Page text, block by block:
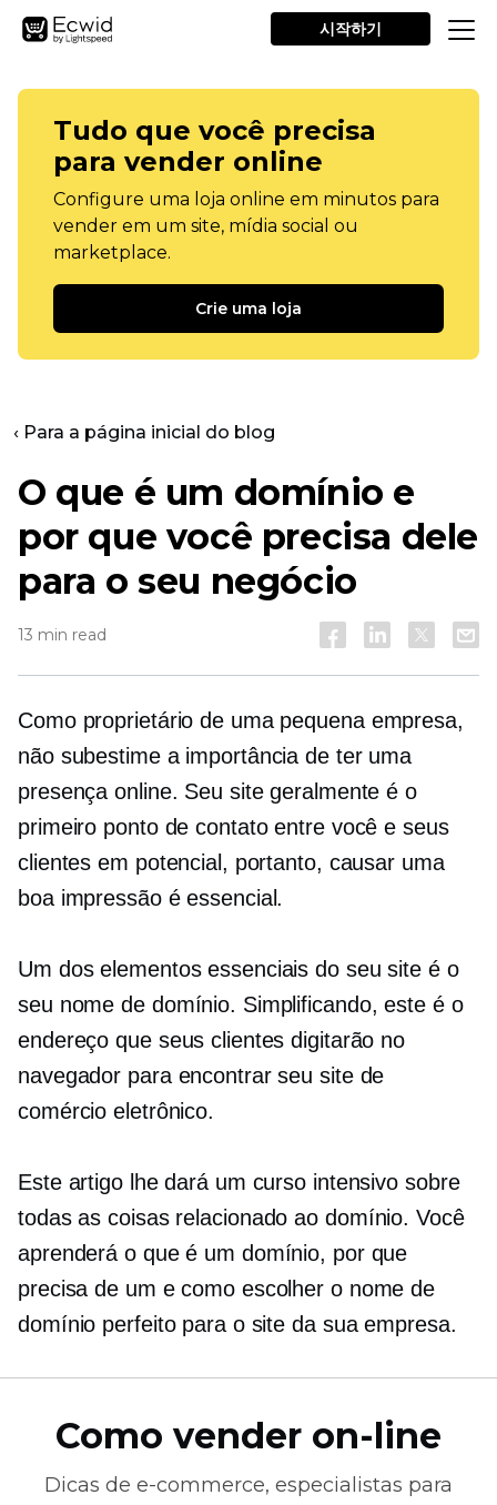
시작하기
Tudo que você precisa
para vender online
Configure uma loja online em minutos para
vender em um site, mídia social ou
marketplace.
Crie uma loja
‹ Para a página inicial do blog
O que é um domínio e
por que você precisa dele
para o seu negócio
13 min read
Como proprietário de uma pequena empresa,
não subestime a importância de ter uma
presença online. Seu site geralmente é o
primeiro ponto de contato entre você e seus
clientes em potencial, portanto, causar uma
boa impressão é essencial.
Um dos elementos essenciais do seu site é o
seu nome de domínio. Simplificando, este é o
endereço que seus clientes digitarão no
navegador para encontrar seu site de
comércio eletrônico.
Este artigo lhe dará um curso intensivo sobre
todas as coisas relacionado ao domínio. Você
aprenderá o que é um domínio, por que
precisa de um e como escolher o nome de
domínio perfeito para o site da sua empresa.
Como vender on-line
Dicas de e-commerce, especialistas para